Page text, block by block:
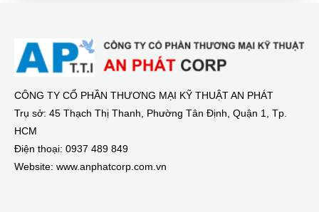
CÔNG TY CỔ PHẦN THƯƠNG MẠI KỸ THUẬT AN PHÁT
Trụ sở: 45 Thạch Thị Thanh, Phường Tân Định, Quận 1, Tp.
HCM
Điện thoại: 0937 489 849
Website: www.anphatcorp.com.vn